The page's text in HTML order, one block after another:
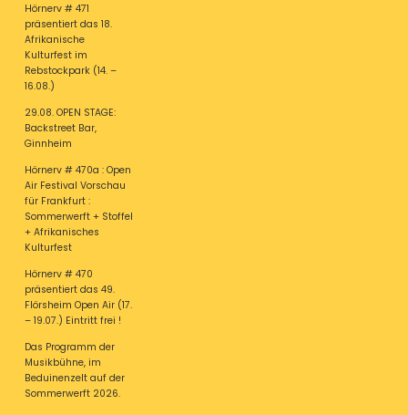
Hörnerv # 471
präsentiert das 18.
Afrikanische
Kulturfest im
Rebstockpark (14. –
16.08.)
29.08. OPEN STAGE:
Backstreet Bar,
Ginnheim
Hörnerv # 470a : Open
Air Festival Vorschau
für Frankfurt :
Sommerwerft + Stoffel
+ Afrikanisches
Kulturfest
Hörnerv # 470
präsentiert das 49.
Flörsheim Open Air (17.
– 19.07.) Eintritt frei !
Das Programm der
Musikbühne, im
Beduinenzelt auf der
Sommerwerft 2026.